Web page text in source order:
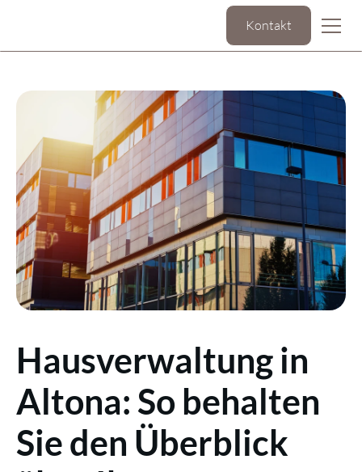
Kontakt
Hausverwaltung in
Altona: So behalten
Sie den Überblick